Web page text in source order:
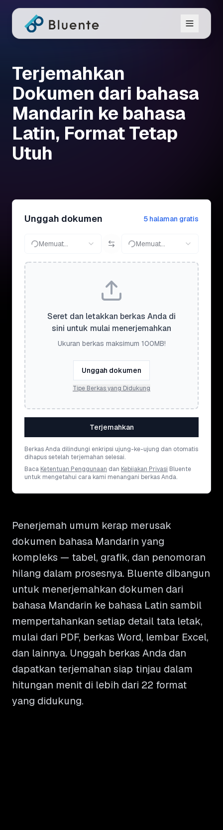
Terjemahkan
Dokumen dari bahasa
Mandarin ke bahasa
Latin, Format Tetap
Utuh
Unggah dokumen 5 halaman gratis
Memuat... Memuat...
Seret dan letakkan berkas Anda di
sini untuk mulai menerjemahkan
Ukuran berkas maksimum 100MB!
Unggah dokumen
Tipe Berkas yang Didukung
Terjemahkan
Berkas Anda dilindungi enkripsi ujung-ke-ujung dan otomatis
dihapus setelah terjemahan selesai.
Baca Ketentuan Penggunaan dan Kebijakan Privasi Bluente
untuk mengetahui cara kami menangani berkas Anda.
Penerjemah umum kerap merusak
dokumen bahasa Mandarin yang
kompleks — tabel, grafik, dan penomoran
hilang dalam prosesnya. Bluente dibangun
untuk menerjemahkan dokumen dari
bahasa Mandarin ke bahasa Latin sambil
mempertahankan setiap detail tata letak,
mulai dari PDF, berkas Word, lembar Excel,
dan lainnya. Unggah berkas Anda dan
dapatkan terjemahan siap tinjau dalam
hitungan menit di lebih dari 22 format
yang didukung.